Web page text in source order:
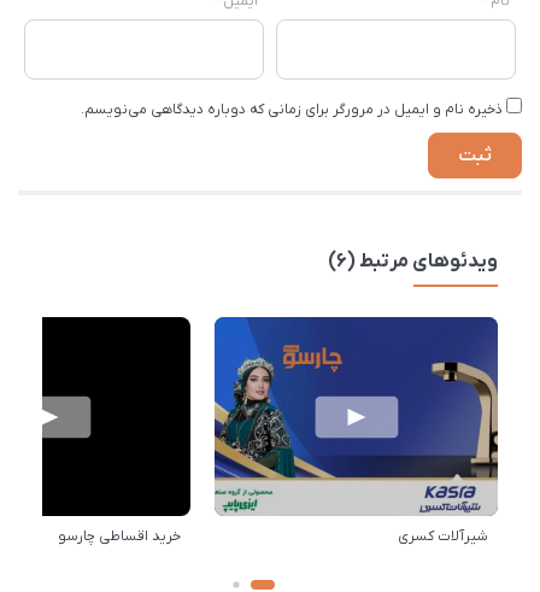
ذخیره نام و ایمیل در مرورگر برای زمانی که دوباره دیدگاهی می‌نویسم.
ویدئوهای مرتبط (6)
شیرآلات کسری خرید اقساطی چارسو